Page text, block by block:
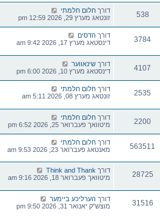
538 דורך חלום חלמתי
זונטאג מערץ 29, 2026 12:59 pm
3784 דורך הדסים
דינסטאג מערץ 17, 2026 9:42 am
4107 דורך שינאווער
דינסטאג מערץ 10, 2026 6:00 pm
2535 דורך חלום חלמתי
זונטאג מערץ 08, 2026 5:11 am
2200 דורך חלום חלמתי
מיטוואך פעברואר 25, 2026 6:52 pm
563511 דורך חלום חלמתי
מאנטאג פעברואר 23, 2026 9:53 am
28725 דורך Think and Thank
מיטוואך פעברואר 18, 2026 9:16 am
31516 דורך הערליכע ביימער
מוצש"ק יאנואר 31, 2026 9:50 pm